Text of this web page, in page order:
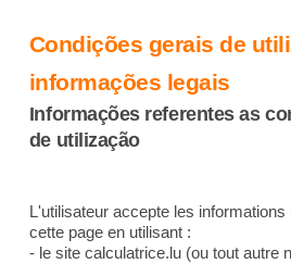
Condições gerais de
informações legais
Informações referentes as
de utilização
L'utilisateur accepte les
cette page en utilisant :
- le site calculatrice.lu (ou tout autre